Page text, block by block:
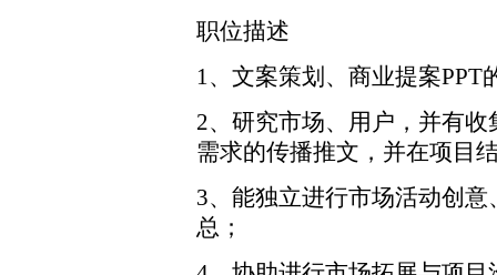
职位描述
1、文案策划、商业提案PPT
2、研究市场、用户，并有
需求的传播推文，并在项目
3、能独立进行市场活动创
总；